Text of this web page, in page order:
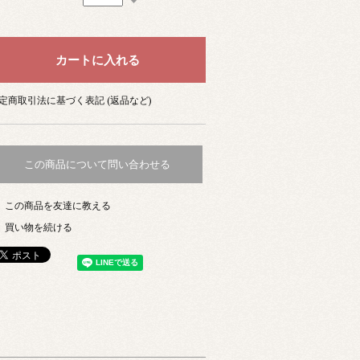
商取引法に基づく表記 (返品など)
この商品について問い合わせる
この商品を友達に教える
買い物を続ける